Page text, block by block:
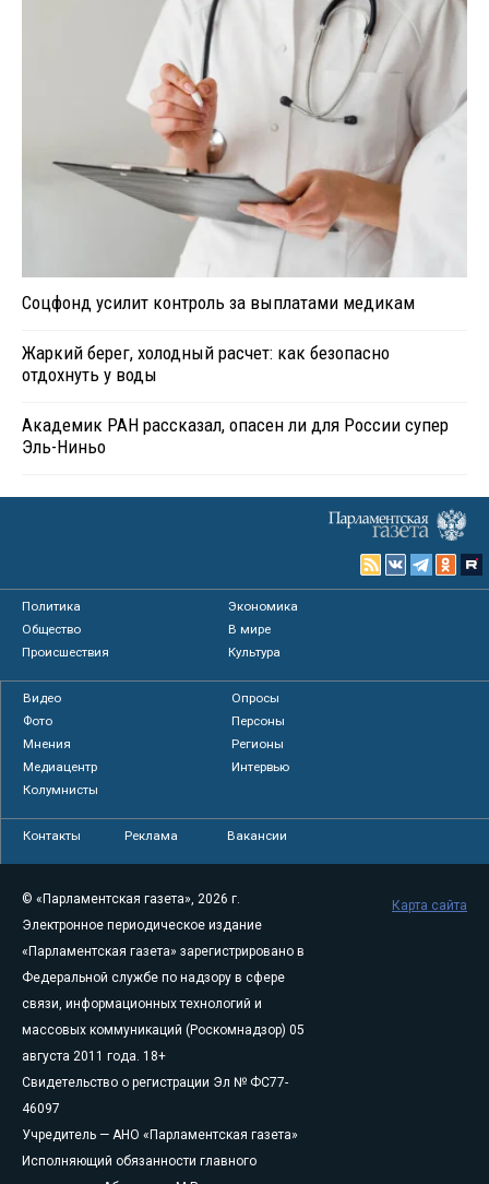
Соцфонд усилит контроль за выплатами медикам
Жаркий берег, холодный расчет: как безопасно
отдохнуть у воды
Академик РАН рассказал, опасен ли для России супер
Эль-Ниньо
Политика
Экономика
Общество
В мире
Происшествия
Культура
Видео
Опросы
Фото
Персоны
Мнения
Регионы
Медиацентр
Интервью
Колумнисты
Контакты Реклама Вакансии
© «Парламентская газета», 2026 г.
Электронное периодическое издание
«Парламентская газета» зарегистрировано в
Федеральной службе по надзору в сфере
связи, информационных технологий и
массовых коммуникаций (Роскомнадзор) 05
августа 2011 года. 18+
Свидетельство о регистрации Эл № ФС77-
46097
Учредитель — АНО «Парламентская газета»
Исполняющий обязанности главного
Карта сайта